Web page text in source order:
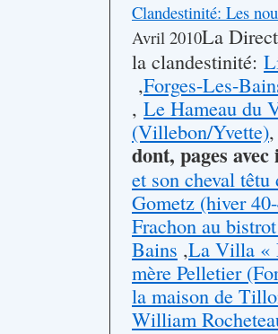
Clandestinité: Les
Avril 2010La
la clandestinité:
,Forges-Les-
, Le Hameau du
(Villebon/Yvette)
dont, pages
et son cheval têtu
Gometz (hiver
Frachon au
Bains ,La Villa «
mère Pelletier
la maison de
William